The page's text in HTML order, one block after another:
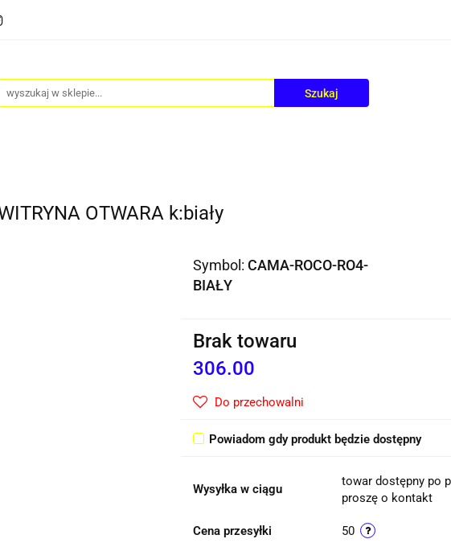
OTWARA k:biały
Symbol:CAMA-ROCO-RO4-
BIAŁY
Brak towaru
306.00
Do przechowalni
Powiadom gdy produkt będzie dostępny
Wysyłka w ciągu
towar dostępny po
proszę o kontakt
Cena przesyłki 50